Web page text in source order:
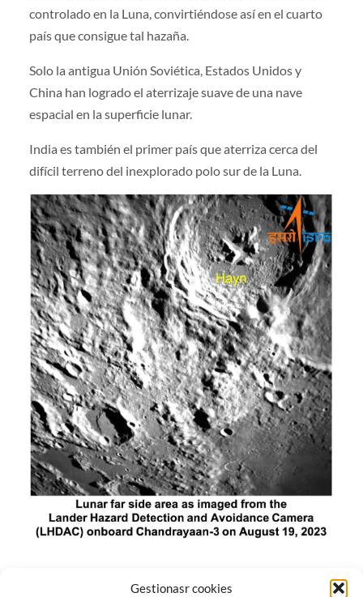
Gestionasr cookies
controlado en la Luna, convirtiéndose así en el cuarto
país que consigue tal hazaña.
Solo la antigua Unión Soviética, Estados Unidos y
China han logrado el aterrizaje suave de una nave
espacial en la superficie lunar.
India es también el primer país que aterriza cerca del
difícil terreno del inexplorado polo sur de la Luna.